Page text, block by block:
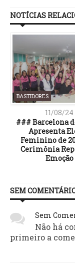
NOTÍCIAS
BASTIDORES
11/08/24
### Barcelona
Apresenta
Feminino de
Cerimônia
Emoção
SEM
Sem
Não há
primeiro a